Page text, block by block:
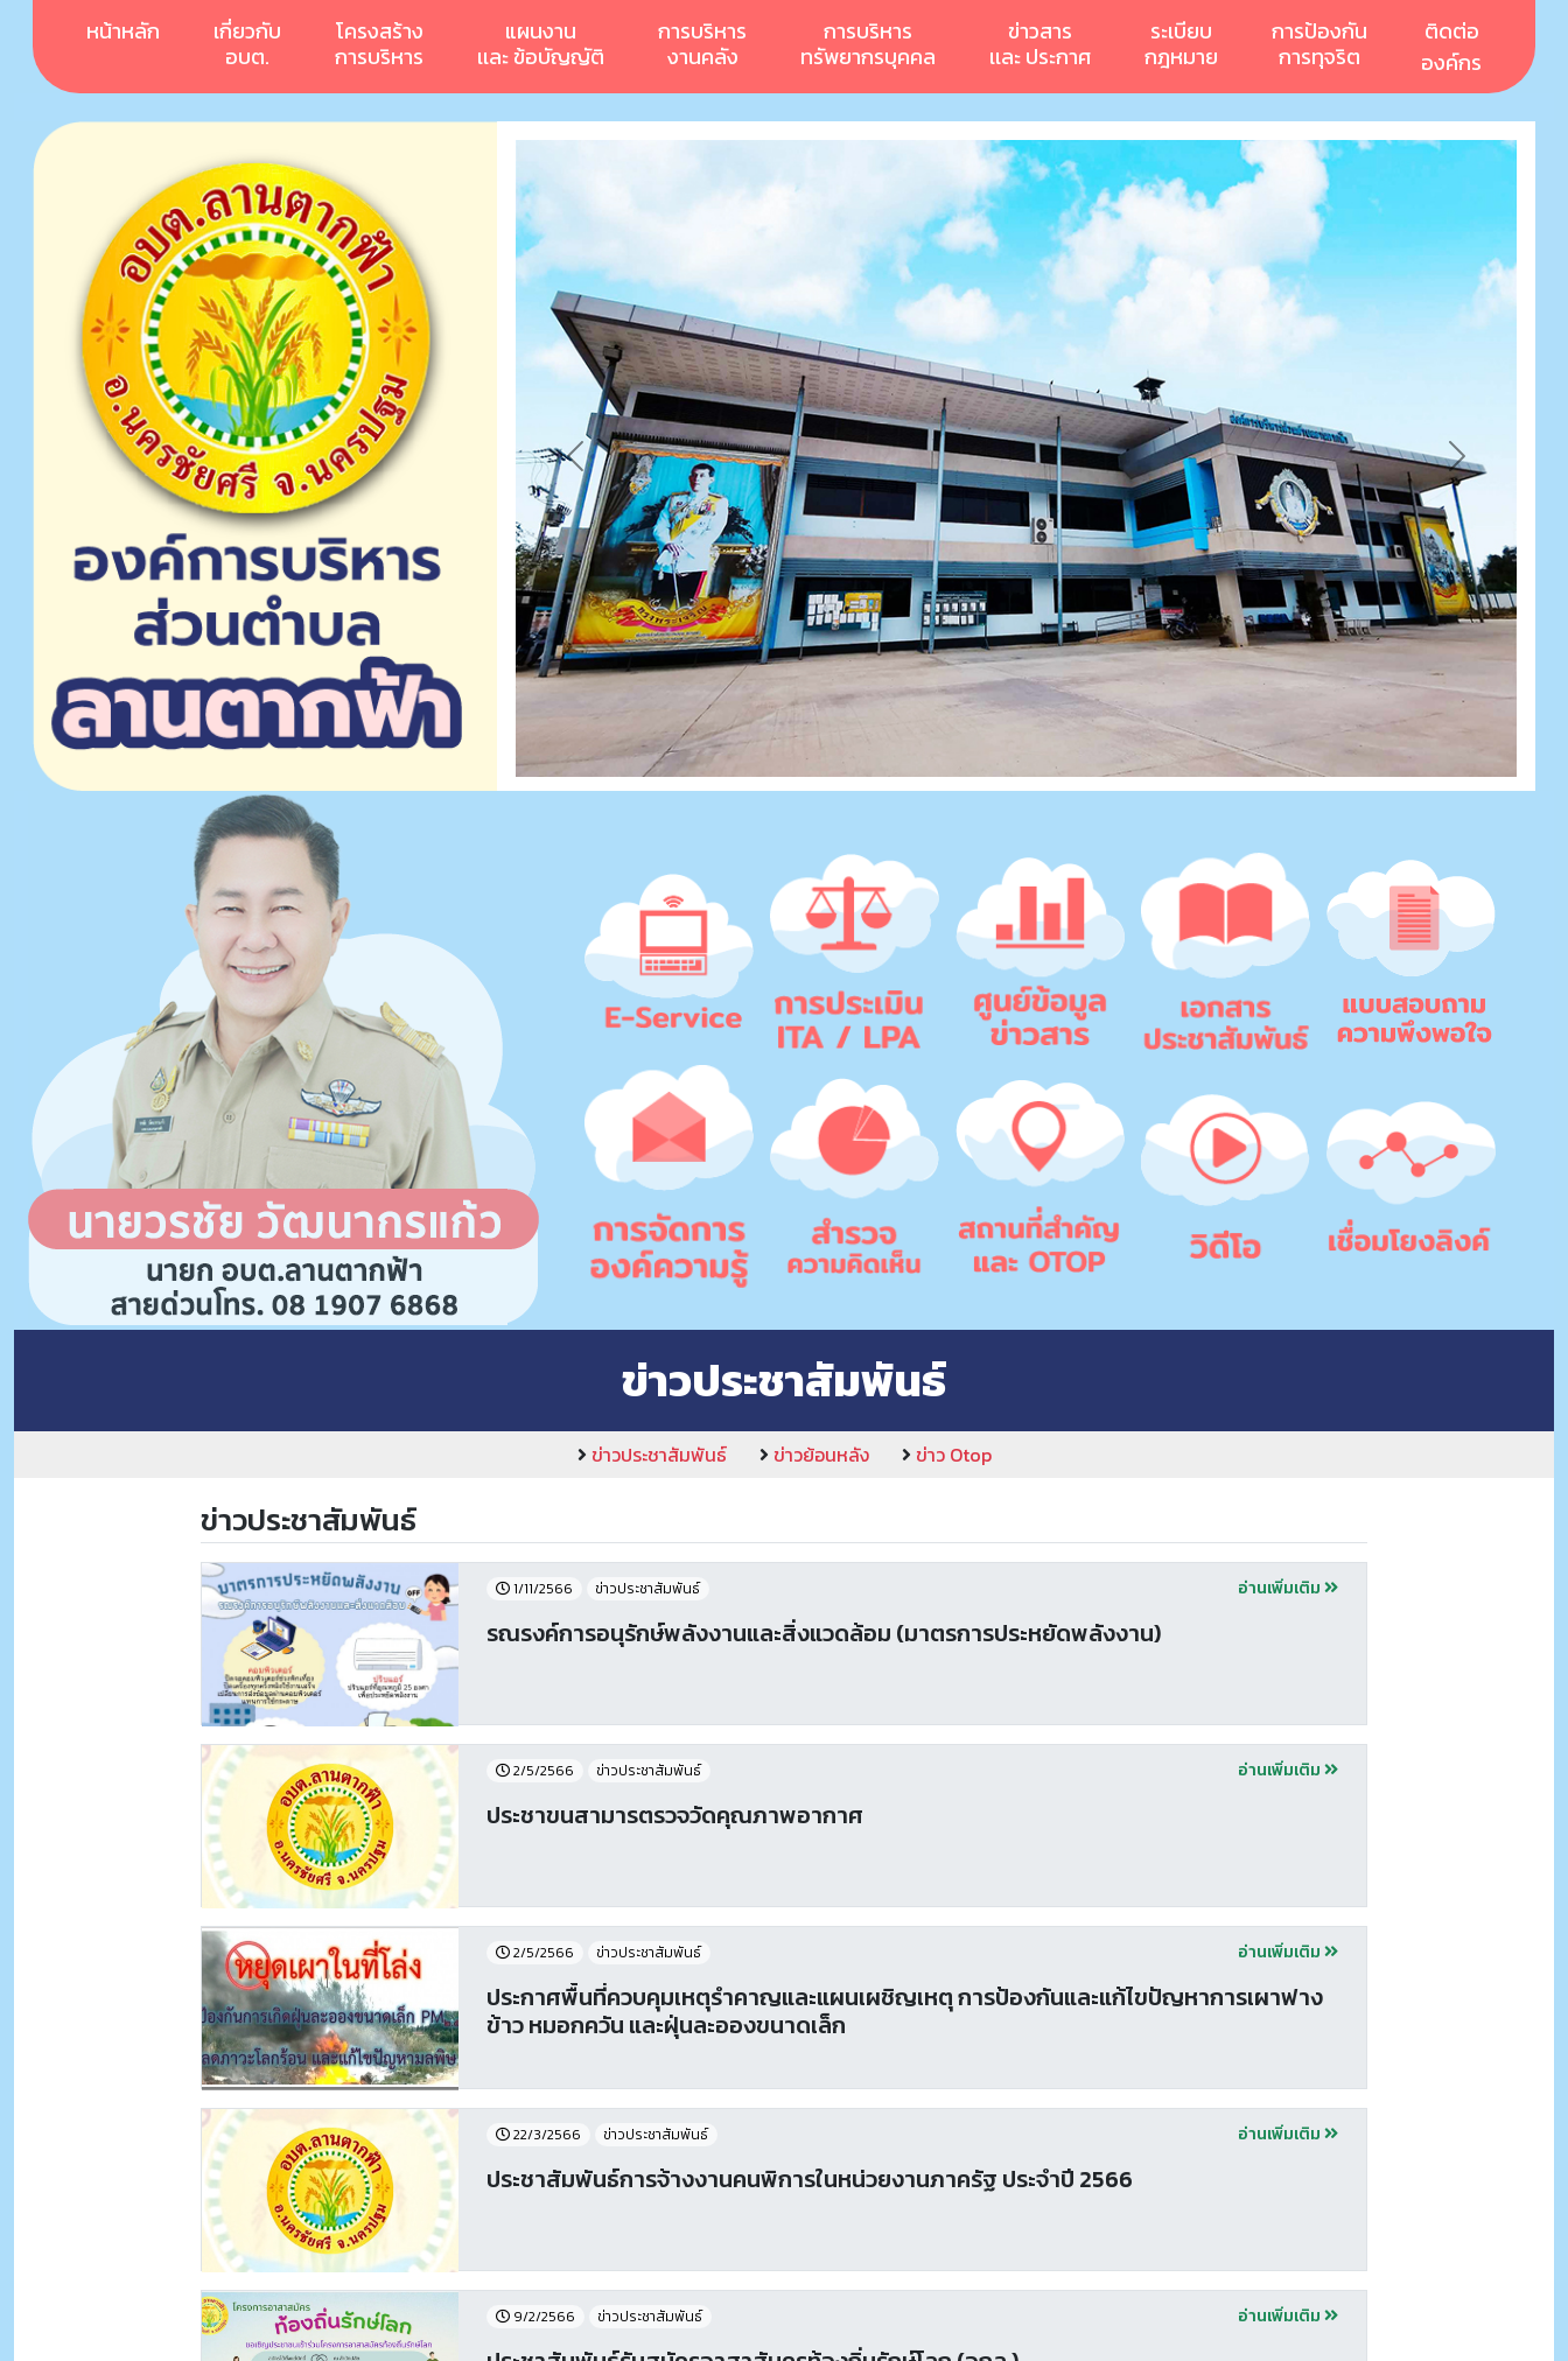
หน้าหลัก
เกี่ยวกับ
อบต.
โครงสร้าง
การบริหาร
แผนงาน
เเละ ข้อบัญญัติ
การบริหาร
งานคลัง
การบริหาร
ทรัพยากรบุคคล
ข่าวสาร
เเละ ประกาศ
ระเบียบ
กฎหมาย
การป้องกัน
การทุจริต
ติดต่อ
องค์กร
Previous Next
ข่าวประชาสัมพันธ์
ข่าวประชาสัมพันธ์ ข่าวย้อนหลัง ข่าว Otop
ข่าวประชาสัมพันธ์
1/11/2566 ข่าวประชาสัมพันธ์ อ่านเพิ่มเติม
รณรงค์การอนุรักษ์พลังงานและสิ่งแวดล้อม (มาตรการประหยัดพลังงาน)
2/5/2566 ข่าวประชาสัมพันธ์ อ่านเพิ่มเติม
ประชาขนสามารตรวจวัดคุณภาพอากาศ
2/5/2566 ข่าวประชาสัมพันธ์ อ่านเพิ่มเติม
ประกาศพื้นที่ควบคุมเหตุรำคาญและแผนเผชิญเหตุ การป้องกันและแก้ไขปัญหาการเผาฟาง
ข้าว หมอกควัน และฝุ่นละอองขนาดเล็ก
22/3/2566 ข่าวประชาสัมพันธ์ อ่านเพิ่มเติม
ประชาสัมพันธ์การจ้างงานคนพิการในหน่วยงานภาครัฐ ประจำปี 2566
9/2/2566 ข่าวประชาสัมพันธ์ อ่านเพิ่มเติม